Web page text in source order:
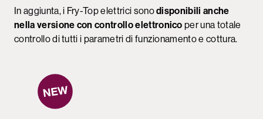
In aggiunta, i Fry-Top elettrici sonodisponibili anche
nella versione con controllo elettronico per una totale
controllo di tutti i parametri di funzionamento e cottura.